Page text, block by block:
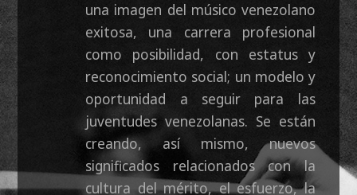
una imagen del músico venezolano
exitosa, una carrera profesional
como posibilidad, con estatus y
reconocimiento social; un modelo y
oportunidad a seguir para las
juventudes venezolanas. Se están
creando, así mismo, nuevos
significados relacionados con la
cultura del mérito, el esfuerzo, la